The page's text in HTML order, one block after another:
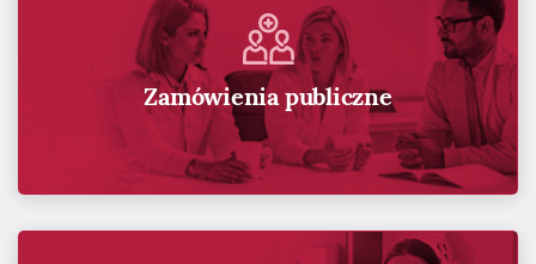
Zamówienia publiczne